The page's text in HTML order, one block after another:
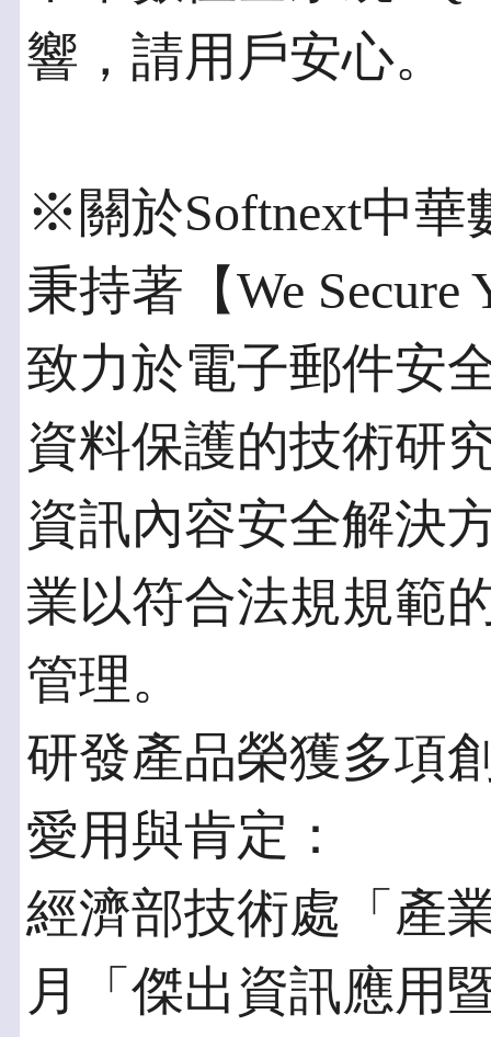
響，請用戶安心。
※關於Softnext中華
秉持著【We Secure
致力於電子郵件安
資料保護的技術研
資訊內容安全解決
業以符合法規規範
管理。
研發產品榮獲多項
愛用與肯定：
經濟部技術處「產
月「傑出資訊應用